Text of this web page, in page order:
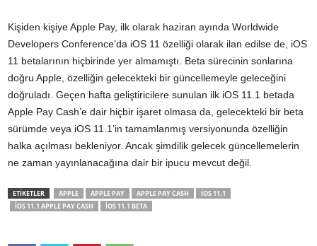
Kişiden kişiye Apple Pay, ilk olarak haziran ayında Worldwide
Developers Conference’da iOS 11 özelliği olarak ilan edilse de, iOS
11 betalarının hiçbirinde yer almamıştı. Beta sürecinin sonlarına
doğru Apple, özelliğin gelecekteki bir güncellemeyle geleceğini
doğruladı. Geçen hafta geliştiricilere sunulan ilk iOS 11.1 betada
Apple Pay Cash’e dair hiçbir işaret olmasa da, gelecekteki bir beta
sürümde veya iOS 11.1’in tamamlanmış versiyonunda özelliğin
halka açılması bekleniyor. Ancak şimdilik gelecek güncellemelerin
ne zaman yayınlanacağına dair bir ipucu mevcut değil.
ETİKETLER APPLE APPLE PAY APPLE PAY CASH
IOS 11.1
IOS 11.1 APPLE PAY CASH
IOS 11.1 BETA